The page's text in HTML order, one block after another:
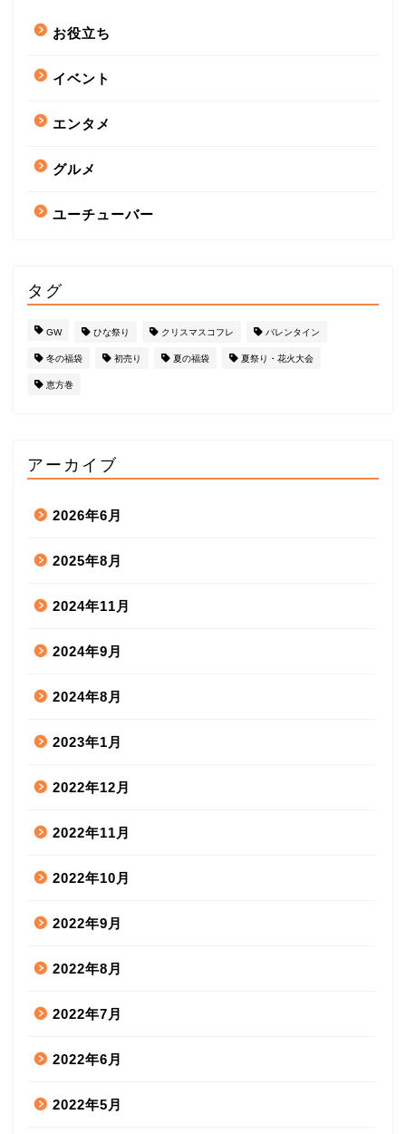
お役立ち
イベント
エンタメ
グルメ
ユーチューバー
タグ
GW ひな祭り クリスマスコフレ バレンタイン
冬の福袋 初売り 夏の福袋 夏祭り・花火大会
恵方巻
アーカイブ
2026年6月
2025年8月
2024年11月
2024年9月
2024年8月
2023年1月
2022年12月
2022年11月
2022年10月
2022年9月
2022年8月
2022年7月
2022年6月
2022年5月